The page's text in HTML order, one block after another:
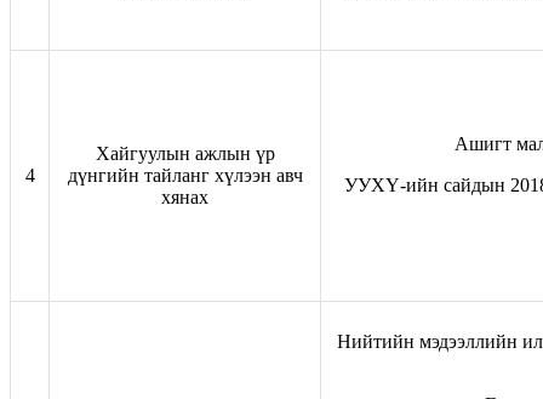
4
Хайгуулын ажлын үр
дүнгийн тайланг хүлээн авч
хянах
Ашигт
УУХҮ-ийн сайдын
Нийтийн мэдээллийн